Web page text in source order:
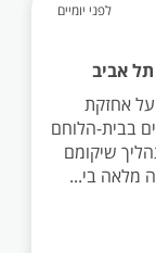
לפני יומיים
אביב
אחזקת
בבית-הלוחם
שיקומם
מלאה בי...